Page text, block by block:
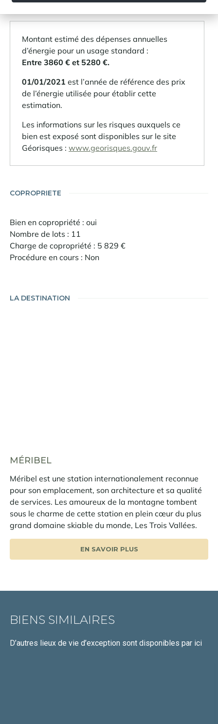
Montant estimé des dépenses annuelles
d’énergie pour un usage standard :
Entre 3860 € et 5280 €.
01/01/2021 est l’année de référence des prix
de l’énergie utilisée pour établir cette
estimation.
Les informations sur les risques auxquels ce
bien est exposé sont disponibles sur le site
Géorisques : www.georisques.gouv.fr
COPROPRIETE
Bien en copropriété : oui
Nombre de lots : 11
Charge de copropriété : 5 829 €
Procédure en cours : Non
LA DESTINATION
MÉRIBEL
Méribel est une station internationalement reconnue
pour son emplacement, son architecture et sa qualité
de services. Les amoureux de la montagne tombent
sous le charme de cette station en plein cœur du plus
grand domaine skiable du monde, Les Trois Vallées.
EN SAVOIR PLUS
BIENS SIMILAIRES
D’autres lieux de vie d’exception sont disponibles par ici